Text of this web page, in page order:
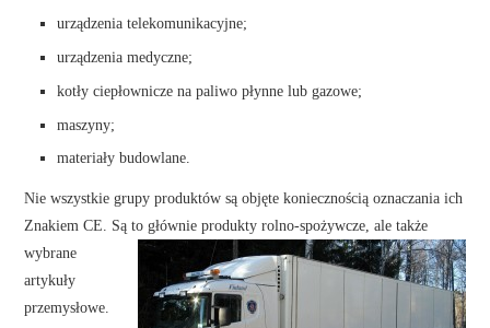
urządzenia telekomunikacyjne;
urządzenia medyczne;
kotły ciepłownicze na paliwo płynne lub gazowe;
maszyny;
materiały budowlane.
Nie wszystkie grupy produktów są objęte koniecznością oznaczania ich
Znakiem CE. Są to głównie produkty rolno-spożywcze, ale także
wybrane
artykuły
przemysłowe.